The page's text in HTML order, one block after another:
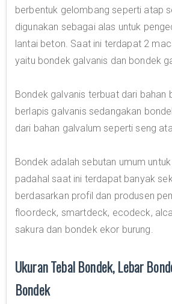
berbentuk gelombang seperti atap
digunakan sebagai alas untuk
lantai beton. Saat ini terdapat 2
yaitu bondek galvanis dan bondek
Bondek galvanis terbuat dari bahan
berlapis galvanis sedangakan
dari bahan galvalum seperti seng
Bondek adalah sebutan umum
padahal saat ini terdapat banyak
berdasarkan profil dan produsen
floordeck, smartdeck, ecodeck,
sakura dan bondek ekor burung.
Ukuran Tebal Bondek, Lebar
Bondek